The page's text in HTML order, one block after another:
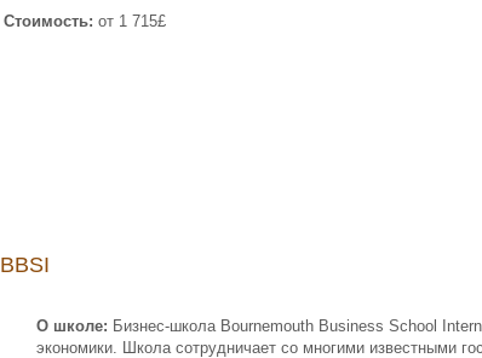
Стоимость: от 1 715£
BBSI
О школе: Бизнес-школа Bournemouth Business School
экономики. Школа сотрудничает со многими известными